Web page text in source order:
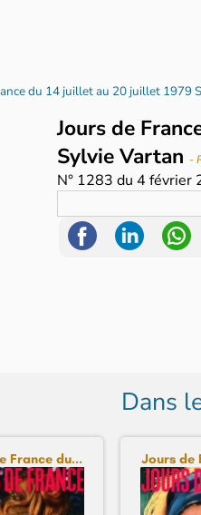
du 14 juillet au 20 juillet 1979
Jours de
Sylvie Vartan -
N° 1283 du4 février
Dans
France du... Jours de